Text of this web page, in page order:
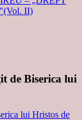
de Biserica lui